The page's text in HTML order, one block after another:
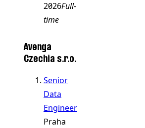
2026Full-
time
Avenga
Czechia s.r.o.
Senior
Data
Engineer
Praha